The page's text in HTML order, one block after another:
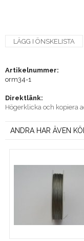
LÄGG I ÖNSKELISTA
Artikelnummer:
orm34-1
Direktlänk:
Högerklicka och kopiera
ANDRA HAR ÄVEN